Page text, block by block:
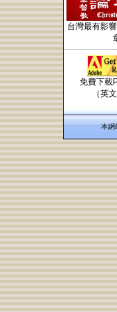
台灣最有影
免費下載
（英
本網